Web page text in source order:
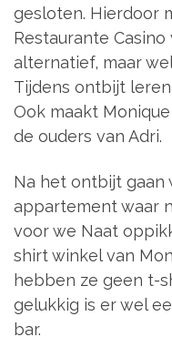
gesloten. Hierdoor
Restaurante
alternatief, maar
Tijdens ontbijt
Ook maakt
de ouders van Adri.
Na het ontbijt gaan
appartement waar
voor we Naat
shirt winkel van
hebben ze geen t-
gelukkig is er wel
bar.